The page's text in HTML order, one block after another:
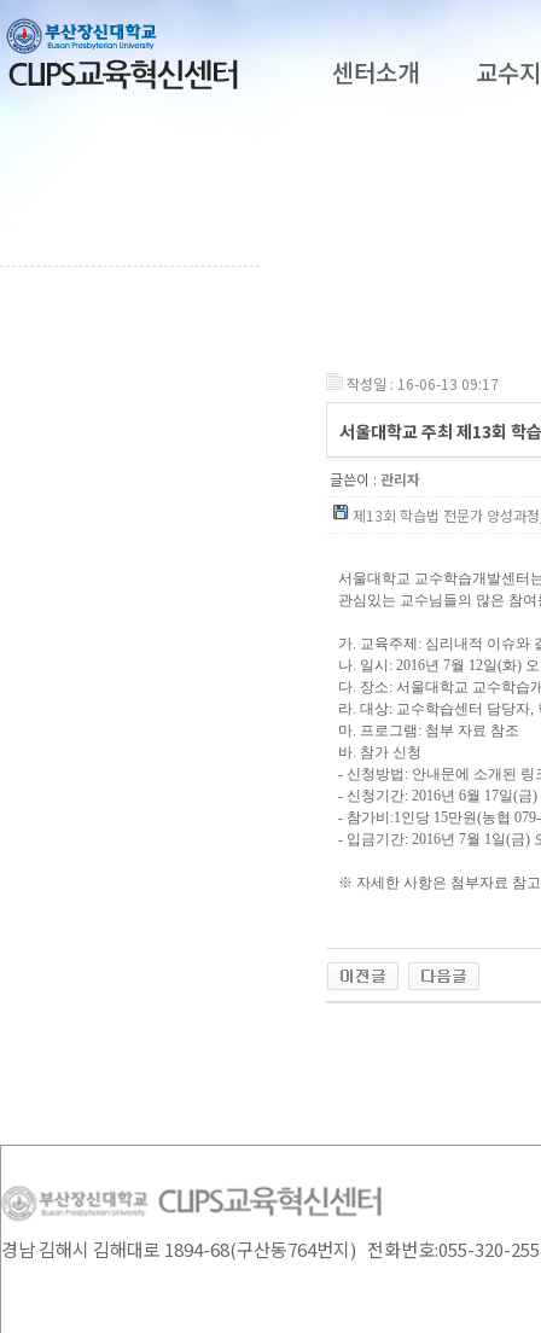
센터소개 교수
작성일 : 16-06-13 09:17
서울대학교 주최 제13회 학
글쓴이 : 관리자
제13회 학습법 전문가 양성과
서울대학교 교수학습개발센터
관심있는 교수님들의 많은 참
가. 교육주제: 심리내적 이슈와
나. 일시: 2016년 7월 12일(화)
다. 장소: 서울대학교 교수학습
라. 대상: 교수학습센터 담당자
마. 프로그램: 첨부 자료 참조
바. 참가 신청
- 신청방법: 안내문에 소개된
- 신청기간: 2016년 6월 17일(
- 참가비:1인당 15만원(농협
- 입금기간: 2016년 7월 1일(금)
※ 자세한 사항은 첨부자료 참
경남 김해시 김해대로 1894-68(구산동764번지) 전화번호:055-320-